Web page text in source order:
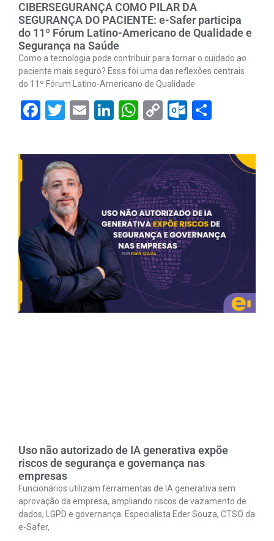
CIBERSEGURANÇA COMO PILAR DA
SEGURANÇA DO PACIENTE: e-Safer participa
do 11º Fórum Latino-Americano de Qualidade e
Segurança na Saúde
Como a tecnologia pode contribuir para tornar o cuidado ao
paciente mais seguro? Essa foi uma das reflexões centrais
do 11º Fórum Latino-Americano de Qualidade
Facebook
Twitter
EmailLinkedIn
WhatsApp
Copy
Uso não autorizado de IA generativa expõe
riscos de segurança e governança nas
empresas
Funcionários utilizam ferramentas de IA generativa sem
aprovação da empresa, ampliando riscos de vazamento de
dados, LGPD e governança. Especialista Eder Souza, CTSO da
e-Safer,